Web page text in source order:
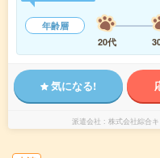
年齢層
20代
気になる!
派遣会社 株式会社綜合